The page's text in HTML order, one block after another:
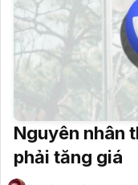
Nguyên nhân
phải tăng giá